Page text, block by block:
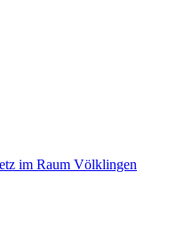
im Raum Völklingen